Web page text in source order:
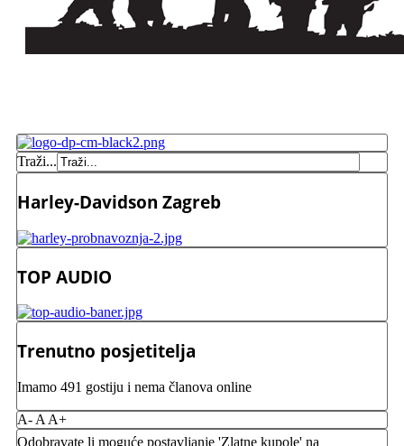
Traži...
Harley-Davidson Zagreb
TOP AUDIO
Trenutno posjetitelja
Imamo 491 gostiju i nema članova online
A- A A+
Odobravate li moguće postavljanje 'Zlatne kupole' na